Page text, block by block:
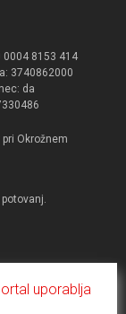
0004 8153 414
3740862000
da
Okrožnem
uporablja